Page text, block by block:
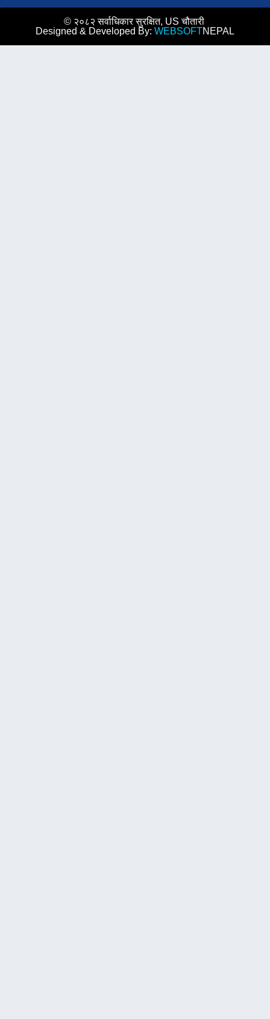
© २०८२ सर्वाधिकार सुरक्षित, US चौतारी
Designed & Developed By: WEBSOFTNEPAL